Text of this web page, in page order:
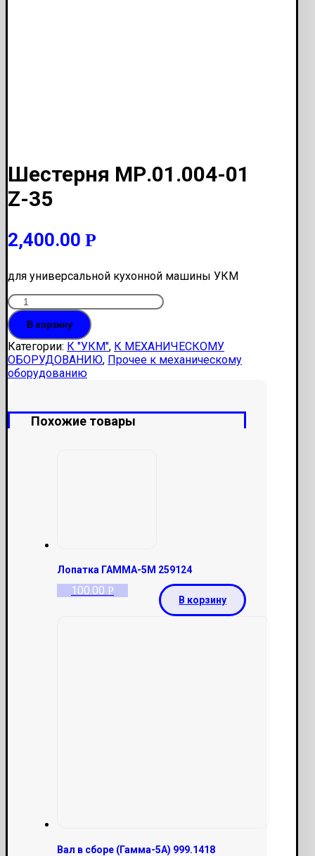
Шестерня МР.01.004-01
Z-35
2,400.00 Р
для универсальной кухонной машины УКМ
Количество
Шестерня
МР.01.004-
01
Z-
35
В корзину
Категории: К "УКМ", К МЕХАНИЧЕСКОМУ
ОБОРУДОВАНИЮ, Прочее к механическому
оборудованию
Похожие товары
Лопатка ГАММА-5М 259124
100.00 Р
В корзину
Вал в сборе (Гамма-5А) 999.1418